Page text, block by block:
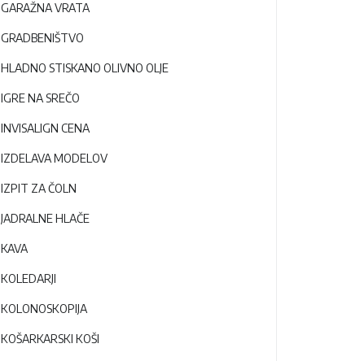
GARAŽNA VRATA
GRADBENIŠTVO
HLADNO STISKANO OLIVNO OLJE
IGRE NA SREČO
INVISALIGN CENA
IZDELAVA MODELOV
IZPIT ZA ČOLN
JADRALNE HLAČE
KAVA
KOLEDARJI
KOLONOSKOPIJA
KOŠARKARSKI KOŠI